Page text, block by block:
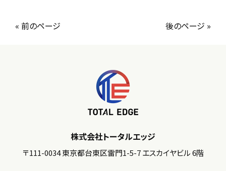
« 前のページ 後のページ »
株式会社トータルエッジ
〒111-0034 東京都台東区雷門1-5-7 エスカイヤビル 6階